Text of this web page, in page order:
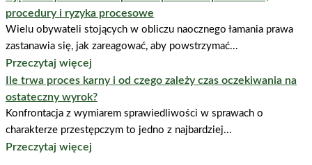
procedury i ryzyka procesowe
Wielu obywateli stojących w obliczu naocznego łamania prawa
zastanawia się, jak zareagować, aby powstrzymać...
Przeczytaj więcej
Ile trwa proces karny i od czego zależy czas oczekiwania na
ostateczny wyrok?
Konfrontacja z wymiarem sprawiedliwości w sprawach o
charakterze przestępczym to jedno z najbardziej...
Przeczytaj więcej